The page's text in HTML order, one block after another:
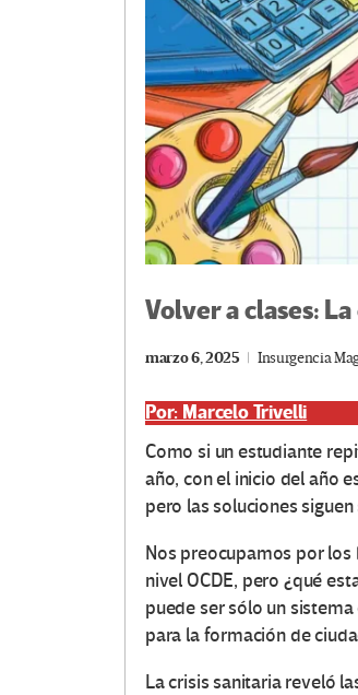
Volver a clases:
marzo 6, 2025 Insurgencia
Por: Marcelo Trivelli
Como si un estudiante
año, con el inicio del año
pero las soluciones
Nos preocupamos por los
nivel OCDE, pero ¿qué
puede ser sólo un
para la formación de
La crisis sanitaria reveló